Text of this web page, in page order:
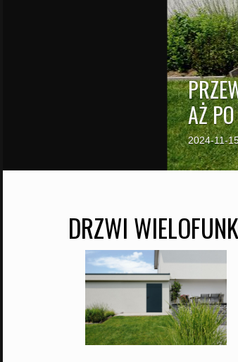
AŻ
2024-11-
DRZWI